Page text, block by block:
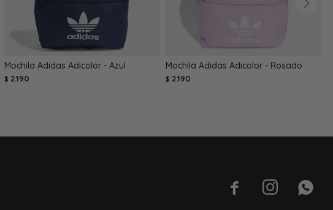
Mochila Adidas Adicolor - Azul
$ 2.190
Mochila Adidas Adicolor - Rosado
$ 2.190
  